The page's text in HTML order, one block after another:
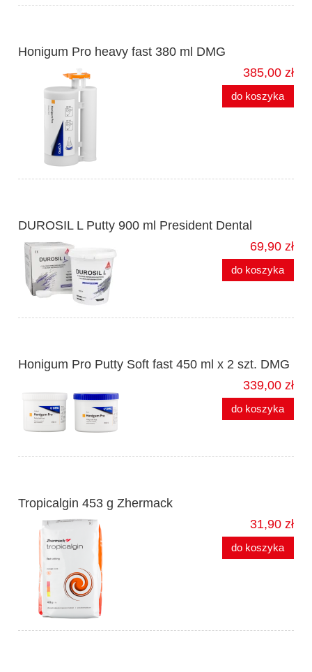
Honigum Pro heavy fast 380 ml DMG
385,00 zł
do koszyka
DUROSIL L Putty 900 ml President Dental
69,90 zł
do koszyka
Honigum Pro Putty Soft fast 450 ml x 2 szt. DMG
339,00 zł
do koszyka
Tropicalgin 453 g Zhermack
31,90 zł
do koszyka